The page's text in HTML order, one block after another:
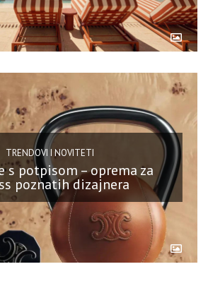
TRENDOVI I NOVITETI
s potpisom – oprema za
poznatih dizajnera